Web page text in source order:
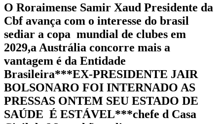
O Roraimense Samir Xaud Presidente da
Cbf avança com o interesse do brasil
sediar a copa mundial de clubes em
2029,a Austrália concorre mais a
vantagem é da Entidade
Brasileira***EX-PRESIDENTE JAIR
BOLSONARO FOI INTERNADO AS
PRESSAS ONTEM SEU ESTADO DE
SAÚDE É ESTÁVEL***chefe d Casa